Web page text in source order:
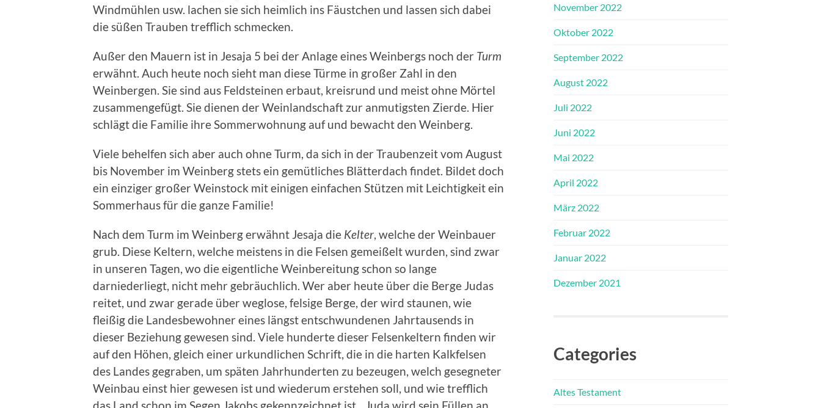
Windmühlen usw. lachen sie sich heimlich ins Fäustchen und lassen sich dabei
die süßen Trauben trefflich schmecken.
Außer den Mauern ist in Jesaja 5 bei der Anlage eines Weinbergs noch der Turm
erwähnt. Auch heute noch sieht man diese Türme in großer Zahl in den
Weinbergen. Sie sind aus Feldsteinen erbaut, kreisrund und meist ohne Mörtel
zusammengefügt. Sie dienen der Weinlandschaft zur anmutigsten Zierde. Hier
schlägt die Familie ihre Sommerwohnung auf und bewacht den Weinberg.
Viele behelfen sich aber auch ohne Turm, da sich in der Traubenzeit vom August
bis November im Weinberg stets ein gemütliches Blätterdach findet. Bildet doch
ein einziger großer Weinstock mit einigen einfachen Stützen mit Leichtigkeit ein
Sommerhaus für die ganze Familie!
Nach dem Turm im Weinberg erwähnt Jesaja die Kelter , welche der Weinbauer
grub. Diese Keltern, welche meistens in die Felsen gemeißelt wurden, sind zwar
in unseren Tagen, wo die eigentliche Weinbereitung schon so lange
darniederliegt, nicht mehr gebräuchlich. Wer aber heute über die Berge Judas
reitet, und zwar gerade über weglose, felsige Berge, der wird staunen, wie
fleißig die Landesbewohner eines längst entschwundenen Jahrtausends in
dieser Beziehung gewesen sind. Viele hunderte dieser Felsenkeltern finden wir
auf den Höhen, gleich einer urkundlichen Schrift, die in die harten Kalkfelsen
des Landes gegraben, um späten Jahrhunderten zu bezeugen, welch gesegneter
Weinbau einst hier gewesen ist und wiederum erstehen soll, und wie trefflich
das Land schon im Segen Jakobs gekennzeichnet ist. „Juda wird sein Füllen an
November 2022
Oktober 2022
September 2022
August 2022
Juli 2022
Juni 2022
Mai 2022
April 2022
März 2022
Februar 2022
Januar 2022
Dezember 2021
Categories
Altes Testament